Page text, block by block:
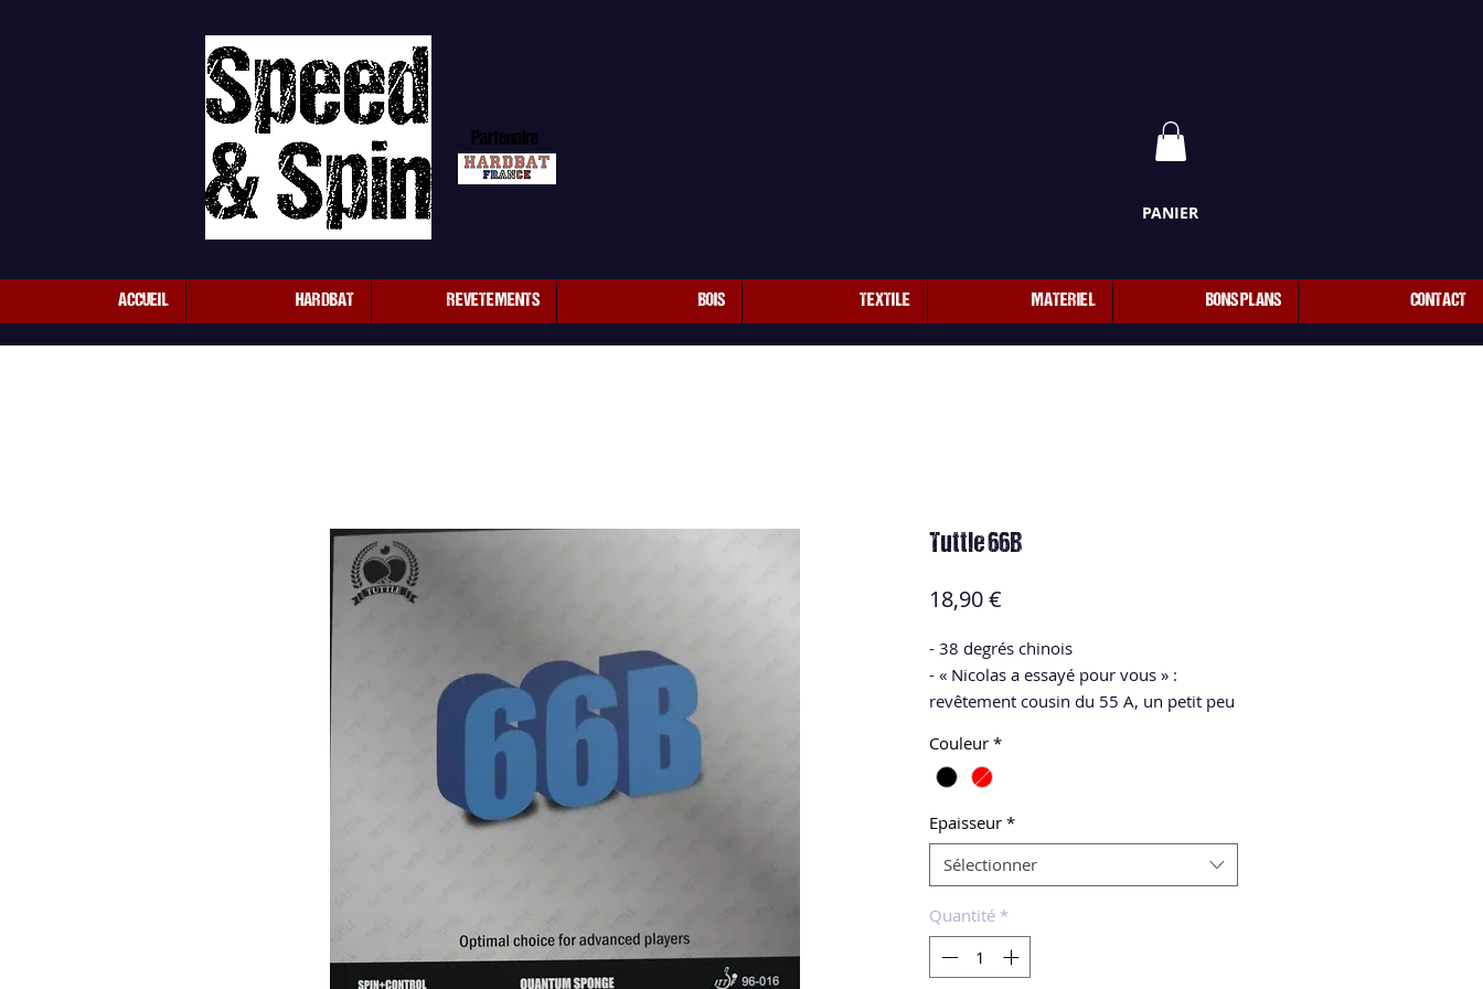
Partenaire
PANIER
ACCUEIL HARDBAT REVETEMENTS BOIS TEXTILE MATERIEL BONS PLANS CONTACT
Tuttle 66B
18,90 €
- 38 degrés chinois
- « Nicolas a essayé pour vous » :
revêtement cousin du 55 A, un petit peu
moins prononcés, convient également
très bien aux frappeurs, sans pour
Très bonne accroche également.
Couleur *
Epaisseur *
Sélectionner
Quantité *